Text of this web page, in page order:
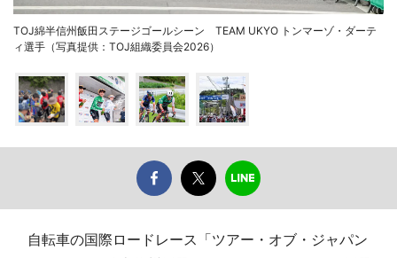
TOJ綿半信州飯田ステージゴールシーン TEAM UKYO トンマーゾ・ダーテ
ィ選手（写真提供：TOJ組織委員会2026）
自転車の国際ロードレース「ツアー・オブ・ジャパン